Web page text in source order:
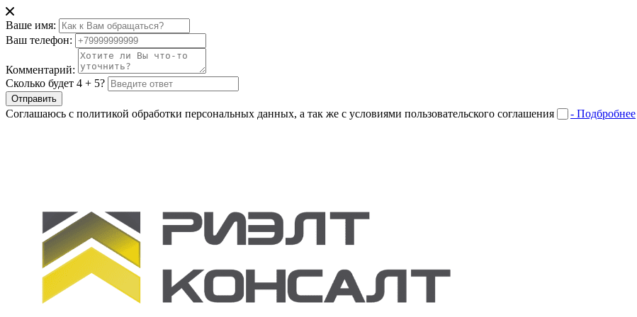
Ваше имя:
Ваш телефон:
Комментарий:
Сколько будет 4 + 5?
Отправить
Соглашаюсь с политикой обработки персональных данных, а так же с условиями пользовательского соглашения - Подбробнее